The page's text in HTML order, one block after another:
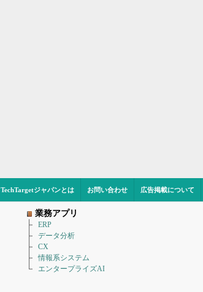
TechTargetジャパンとは お問い合わせ 広告掲載について
業務アプリ
ERP
データ分析
CX
情報系システム
エンタープライズAI